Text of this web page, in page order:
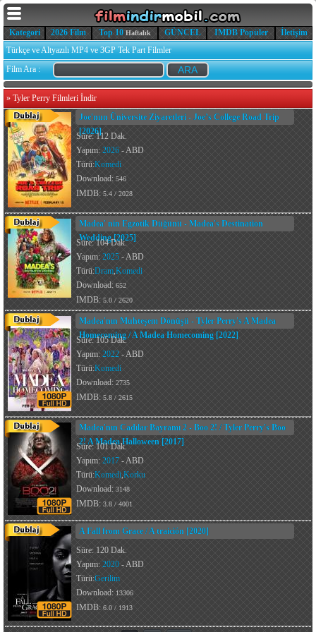
Kategori 2026 Film Top 10 Haftalık GÜNCEL IMDB Popüler
İletişim
Türkçe ve Altyazılı MP4 ve 3GP Tek Part Filmler
Film Ara :
» Tyler Perry Filmleri İndir
Joe'nun Üniversite Ziyaretleri - Joe’s College Road Trip
[2026]
Süre: 112 Dak.
Yapım: 2026 - ABD
Türü:Komedi
Download: 546
IMDB: 5.4 / 2028
Madea' nin Egzotik Düğünü - Madea's Destination
Wedding [2025]
Süre: 104 Dak.
Yapım: 2025 - ABD
Türü:Dram,Komedi
Download: 652
IMDB: 5.0 / 2620
Madea'nın Muhteşem Dönüşü - Tyler Perry's A Madea
Homecoming / A Madea Homecoming [2022]
Süre: 105 Dak.
Yapım: 2022 - ABD
Türü:Komedi
Download: 2735
IMDB: 5.8 / 2615
Madea'nın Cadılar Bayramı 2 - Boo 2! / Tyler Perry's Boo
2! A Madea Halloween [2017]
Süre: 101 Dak.
Yapım: 2017 - ABD
Türü:Komedi,Korku
Download: 3148
IMDB: 3.8 / 4001
A Fall from Grace / A traición [2020]
Süre: 120 Dak.
Yapım: 2020 - ABD
Türü:Gerilim
Download: 13306
IMDB: 6.0 / 1913